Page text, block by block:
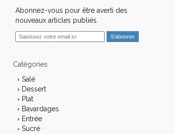
Abonnez-vous pour être averti des
nouveaux articles publiés.
i Catégories
Salé
Dessert
Plat
Bavardages
Entrée
Sucré